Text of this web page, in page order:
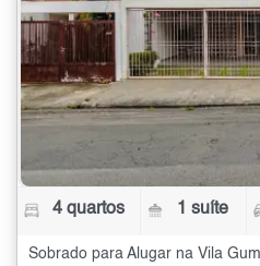
4 quartos 1 suíte
Sobrado para Alugar na Vila